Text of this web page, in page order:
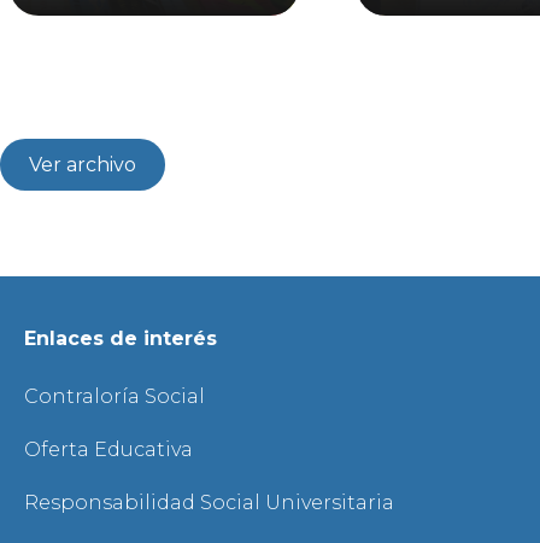
Ver archivo
Enlaces de interés
Contraloría Social
Oferta Educativa
Responsabilidad Social Universitaria